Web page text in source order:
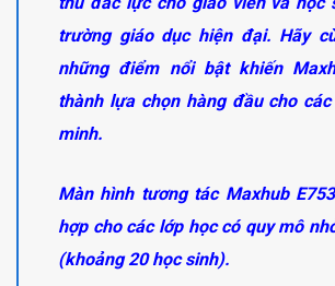
trường giáo dục hiện đại. Hãy
những điểm nổi bật khiến
thành lựa chọn hàng đầu cho
minh.
Màn hình tương tác Maxhub
hợp cho các lớp học có quy mô
(khoảng 20 học sinh).